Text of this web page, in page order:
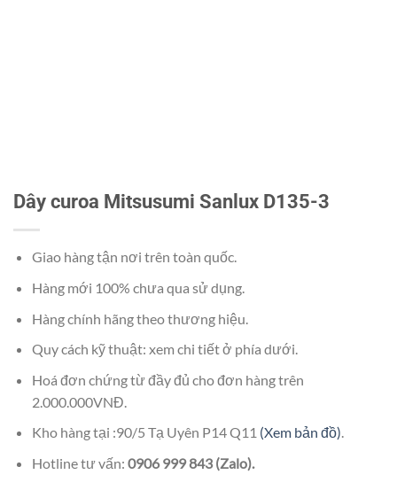
Dây curoa Mitsusumi Sanlux D135-3
Giao hàng tận nơi trên toàn quốc.
Hàng mới 100% chưa qua sử dụng.
Hàng chính hãng theo thương hiệu.
Quy cách kỹ thuật: xem chi tiết ở phía dưới.
Hoá đơn chứng từ đầy đủ cho đơn hàng trên
2.000.000VNĐ.
Kho hàng tại :90/5 Tạ Uyên P14 Q11 (Xem bản đồ).
Hotline tư vấn: 0906 999 843 (Zalo).